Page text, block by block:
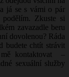
já se s vámi o pár
Zkuste si
zavazadle beru
dovolenou? Ráda
budete chtít strávit
mě kontaktovat –
sexuální služby